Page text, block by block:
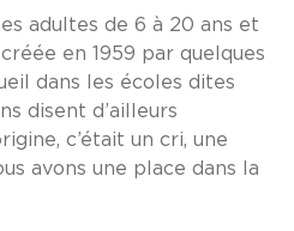
adultes de 6 à 20 ans et
en 1959 par quelques
dans les écoles dites
disent d’ailleurs
c’était un cri, une
avons une place dans la